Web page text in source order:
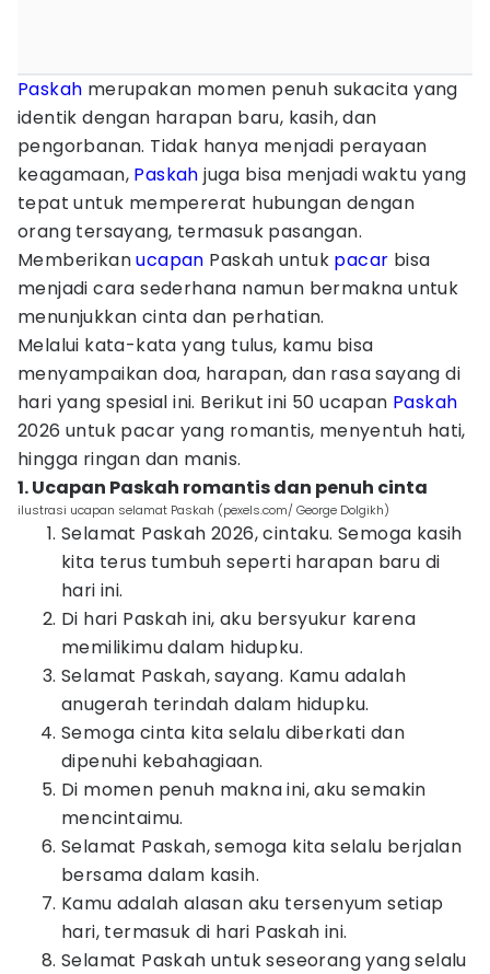
Paskah merupakan momen penuh sukacita yang
identik dengan harapan baru, kasih, dan
pengorbanan. Tidak hanya menjadi perayaan
keagamaan, Paskah juga bisa menjadi waktu yang
tepat untuk mempererat hubungan dengan
orang tersayang, termasuk pasangan.
Memberikanucapan Paskah untuk pacar bisa
menjadi cara sederhana namun bermakna untuk
menunjukkan cinta dan perhatian.
Melalui kata-kata yang tulus, kamu bisa
menyampaikan doa, harapan, dan rasa sayang di
hari yang spesial ini. Berikut ini 50 ucapan Paskah
2026 untuk pacar yang romantis, menyentuh hati,
hingga ringan dan manis.
1. Ucapan Paskah romantis dan penuh cinta
ilustrasi ucapan selamat Paskah (pexels.com/ George Dolgikh)
Selamat Paskah 2026, cintaku. Semoga kasih
kita terus tumbuh seperti harapan baru di
hari ini.
Di hari Paskah ini, aku bersyukur karena
memilikimu dalam hidupku.
Selamat Paskah, sayang. Kamu adalah
anugerah terindah dalam hidupku.
Semoga cinta kita selalu diberkati dan
dipenuhi kebahagiaan.
Di momen penuh makna ini, aku semakin
mencintaimu.
Selamat Paskah, semoga kita selalu berjalan
bersama dalam kasih.
Kamu adalah alasan aku tersenyum setiap
hari, termasuk di hari Paskah ini.
Selamat Paskah untuk seseorang yang selalu